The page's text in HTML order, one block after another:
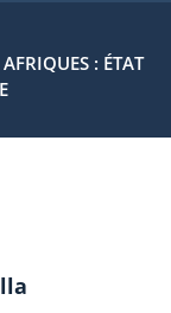
AFRIQUES : ÉTAT